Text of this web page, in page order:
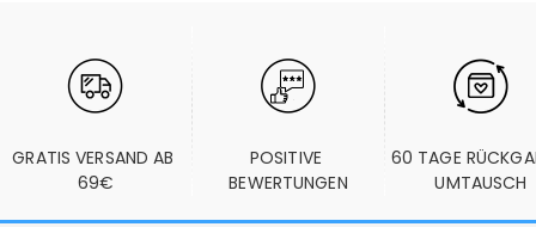
GRATIS VERSAND AB
69€
POSITIVE
BEWERTUNGEN
60 TAGE
UMTAUSCH